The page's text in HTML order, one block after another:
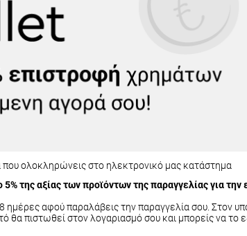
ολοκληρώνεις στο ηλεκτρονικό μας κατάστημα
της αξίας των προϊόντων της παραγγελίας για
ημέρες αφού παραλάβεις την παραγγελία σου. Στον
θα πιστωθεί στον λογαριασμό σου και μπορείς να